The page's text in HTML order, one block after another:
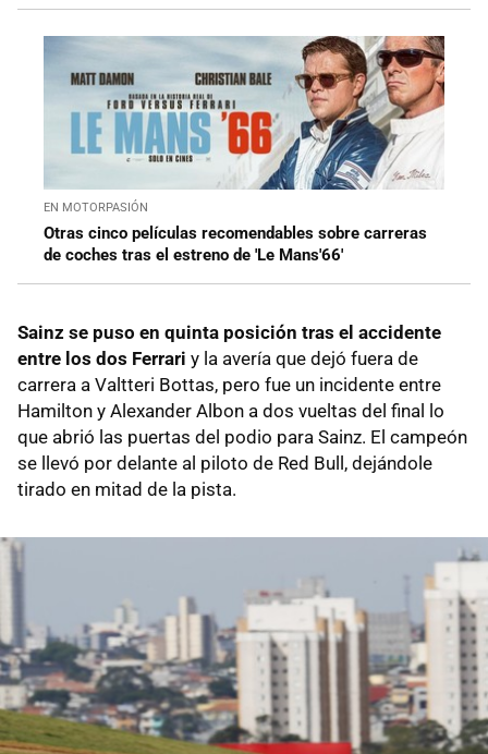
EN MOTORPASIÓN
Otras cinco películas recomendables sobre carreras
de coches tras el estreno de 'Le Mans'66'
Sainz se puso en quinta posición tras el accidente
entre los dos Ferrari y la avería que dejó fuera de
carrera a Valtteri Bottas, pero fue un incidente entre
Hamilton y Alexander Albon a dos vueltas del final lo
que abrió las puertas del podio para Sainz. El campeón
se llevó por delante al piloto de Red Bull, dejándole
tirado en mitad de la pista.